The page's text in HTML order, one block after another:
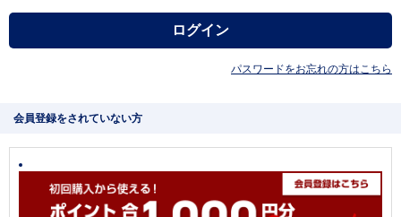
パスワードをお忘れの方はこちら
会員登録をされていない方